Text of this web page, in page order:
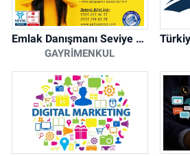
Emlak Danışmanı Seviye 5 Mesleki Yeterlilik Belgesi
GAYRIMENKUL